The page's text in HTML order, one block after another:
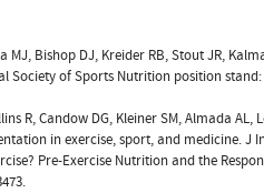
Bishop DJ, Kreider RB, Stout JR,
Society of Sports Nutrition position
R, Candow DG, Kleiner SM, Almada
in exercise, sport, and medicine. J
Pre-Exercise Nutrition and the